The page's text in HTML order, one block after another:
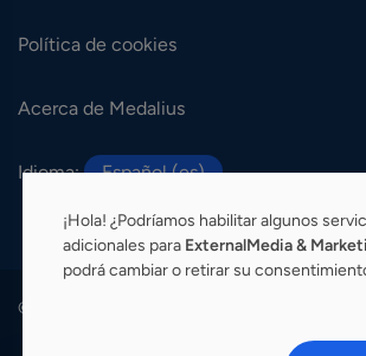
Política de cookies
Acerca de Medalius
Idioma: Español (es)
© 2026 Medalius. Todos los derechos
¡Hola! ¿Podríamos habilitar algunos
adicionales para ExternalMedia &
podrá cambiar o retirar su